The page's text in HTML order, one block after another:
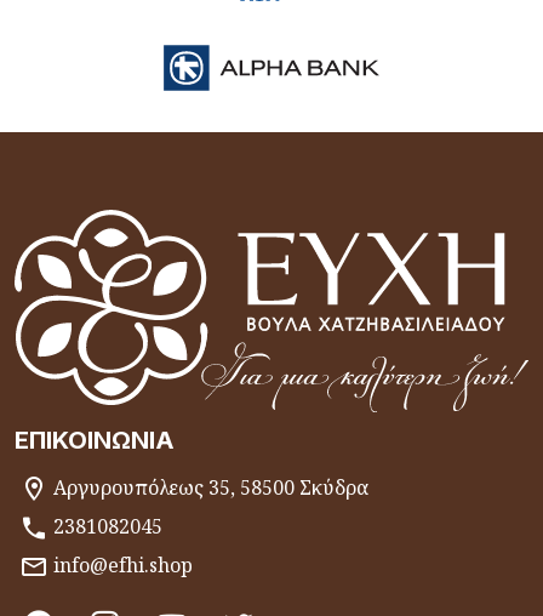
ΕΠΙΚΟΙΝΩΝΊΑ
Αργυρουπόλεως 35, 58500 Σκύδρα
2381082045
info@efhi.shop